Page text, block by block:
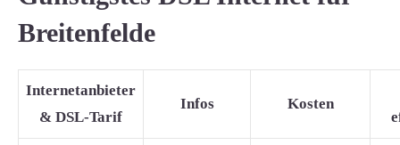
Breitenfelde
Internetanbieter
& DSL-Tarif
Infos Kosten